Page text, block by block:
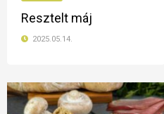
Resztelt máj
2025.05.14.